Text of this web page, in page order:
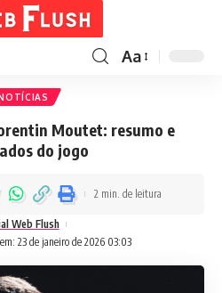
Aa
Moutet: resumo e
do jogo
23 de janeiro de 2026 03:03
Web Flush
2 min. de leitura